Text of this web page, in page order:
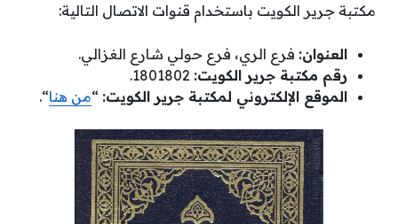
مكتبة جرير الكويت باستخدام قنوات الاتصال التالية:
العنوان: فرع الري، فرع حولي شارع الغزالي.
رقم مكتبة جرير الكويت:
الموقع الإلكتروني لمكتبة جرير الكويت: “من هنا“.